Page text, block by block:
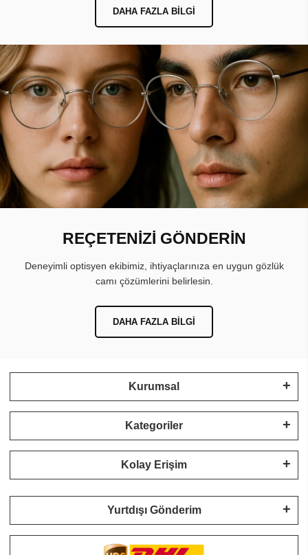
DAHA FAZLA BILGI
REÇETENİZİ GÖNDERİN
Deneyimli optisyen ekibimiz, ihtiyaçlarınıza en uygun gözlük
camı çözümlerini belirlesin.
DAHA FAZLA BILGI
Kurumsal
Kategoriler
Kolay Erişim
Yurtdışı Gönderim